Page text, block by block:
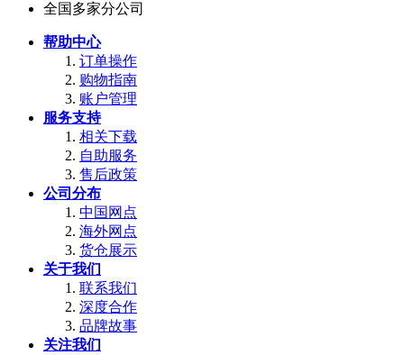
全国多家分公司
帮助中心
订单操作
购物指南
账户管理
服务支持
相关下载
自助服务
售后政策
公司分布
中国网点
海外网点
货仓展示
关于我们
联系我们
深度合作
品牌故事
关注我们